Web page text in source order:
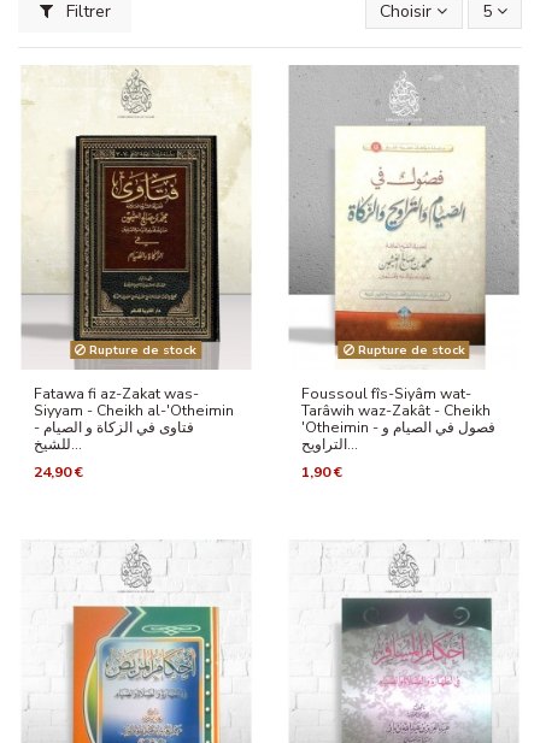
Filtrer Choisir 5
Rupture de stock
Fatawa fi az-Zakat was-
Siyyam - Cheikh al-'Otheimin
- فتاوى في الزكاة و الصيام
للشيخ...
24,90 €
Rupture de stock
Foussoul fîs-Siyâm wat-
Tarâwih waz-Zakât - Cheikh
'Otheimin - فصول في الصيام و
التراويح...
1,90 €